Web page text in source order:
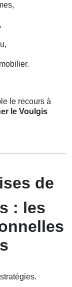
le recours à
le Voulgis
de
: les